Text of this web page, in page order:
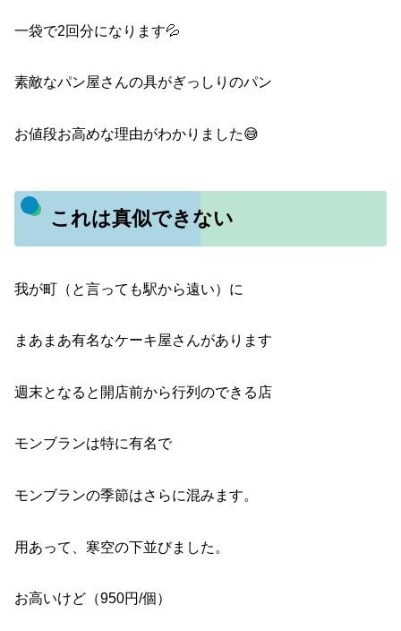
一袋で2回分になります💦
素敵なパン屋さんの具がぎっしりのパン
お値段お高めな理由がわかりました😅
これは真似できない
我が町（と言っても駅から遠い）に
まあまあ有名なケーキ屋さんがあります
週末となると開店前から行列のできる店
モンブランは特に有名で
モンブランの季節はさらに混みます。
用あって、寒空の下並びました。
お高いけど（950円/個）